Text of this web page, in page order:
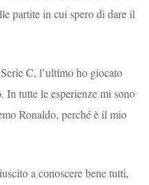
partite in cui spero di dare il
C, l’ultimo ho giocato
tutte le esperienze mi sono
Ronaldo, perché è il mio
a conoscere bene tutti,